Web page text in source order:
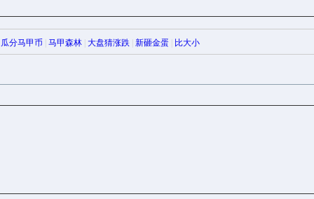
瓜分马甲币 |马甲森林 |大盘猜涨跌 |新砸金蛋 比大小